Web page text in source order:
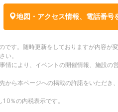
地図・アクセス情報、電話番号
す。随時更新をしておりますが内容が
い。
情により、イベントの開催情報、施設の
から本ページへの掲載の許諾をいただき
％の内税表示です。